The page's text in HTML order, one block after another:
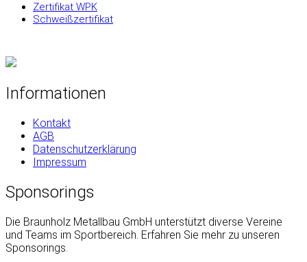
Zertifikat WPK
Schweißzertifikat
Informationen
Kontakt
AGB
Datenschutzerklärung
Impressum
Sponsorings
Die Braunholz Metallbau GmbH unterstützt diverse Vereine
und Teams im Sportbereich. Erfahren Sie mehr zu unseren
Sponsorings.